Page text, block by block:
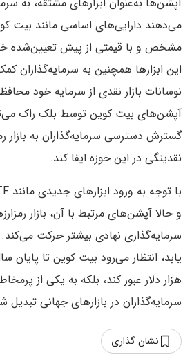
می‌دهند دارایی‌های اساسی مانند بیت
مشخص و با قیمتی از پیش تعیین‌شده
این ابزارها همچنین به سرمایه‌گذاران
نوسانات بازار نقدی از سرمایه خود
آپشن‌های بیت کوین توسط بلک راک
گسترش دسترسی سرمایه‌گذاران به بازار
نقدینگی در این حوزه ایفا کند.
و حالا آپشن‌های مرتبط با آن، بازار
سرمایه‌گذاری نهادی بیشتر حرکت می‌کند.
هزار دلار عبور کند، بلکه به یکی از
سرمایه‌گذاران در بازارهای جهانی تبدیل
نشان گذاری